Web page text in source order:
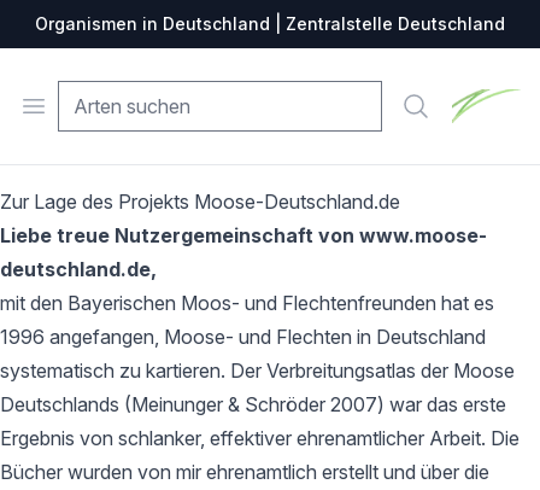
Organismen in Deutschland | Zentralstelle Deutschland
Open menu Suche
Zur Lage des Projekts Moose-Deutschland.de
Liebe treue Nutzergemeinschaft von www.moose-
deutschland.de,
mit den Bayerischen Moos- und Flechtenfreunden hat es
1996 angefangen, Moose- und Flechten in Deutschland
systematisch zu kartieren. Der Verbreitungsatlas der Moose
Deutschlands (Meinunger & Schröder 2007) war das erste
Ergebnis von schlanker, effektiver ehrenamtlicher Arbeit. Die
Bücher wurden von mir ehrenamtlich erstellt und über die